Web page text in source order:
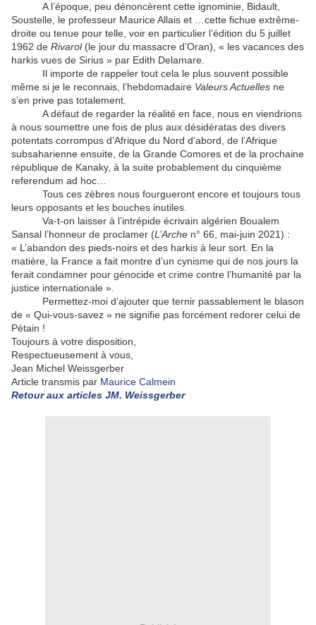
A l’époque, peu dénoncèrent cette ignominie, Bidault,
Soustelle, le professeur Maurice Allais et …cette fichue extrême-
droite ou tenue pour telle, voir en particulier l’édition du 5 juillet
1962 de Rivarol(le jour du massacre d’Oran), « les vacances des
harkis vues de Sirius » par Edith Delamare.
Il importe de rappeler tout cela le plus souvent possible
même si je le reconnais, l’hebdomadaire Valeurs Actuelles ne
s’en prive pas totalement.
A défaut de regarder la réalité en face, nous en viendrions
à nous soumettre une fois de plus aux désidératas des divers
potentats corrompus d’Afrique du Nord d’abord, de l’Afrique
subsaharienne ensuite, de la Grande Comores et de la prochaine
république de Kanaky, à la suite probablement du cinquième
referendum ad hoc…
Tous ces zèbres nous fourgueront encore et toujours tous
leurs opposants et les bouches inutiles.
Va-t-on laisser à l’intrépide écrivain algérien Boualem
Sansal l’honneur de proclamer (L’Arche n° 66, mai-juin 2021) :
« L’abandon des pieds-noirs et des harkis à leur sort. En la
matière, la France a fait montre d’un cynisme qui de nos jours la
ferait condamner pour génocide et crime contre l’humanité par la
justice internationale ».
Permettez-moi d’ajouter que ternir passablement le blason
de « Qui-vous-savez » ne signifie pas forcément redorer celui de
Pétain !
Toujours à votre disposition,
Respectueusement à vous,
Jean Michel Weissgerber
Article transmis par Maurice Calmein
Retour aux articles JM. Weissgerber